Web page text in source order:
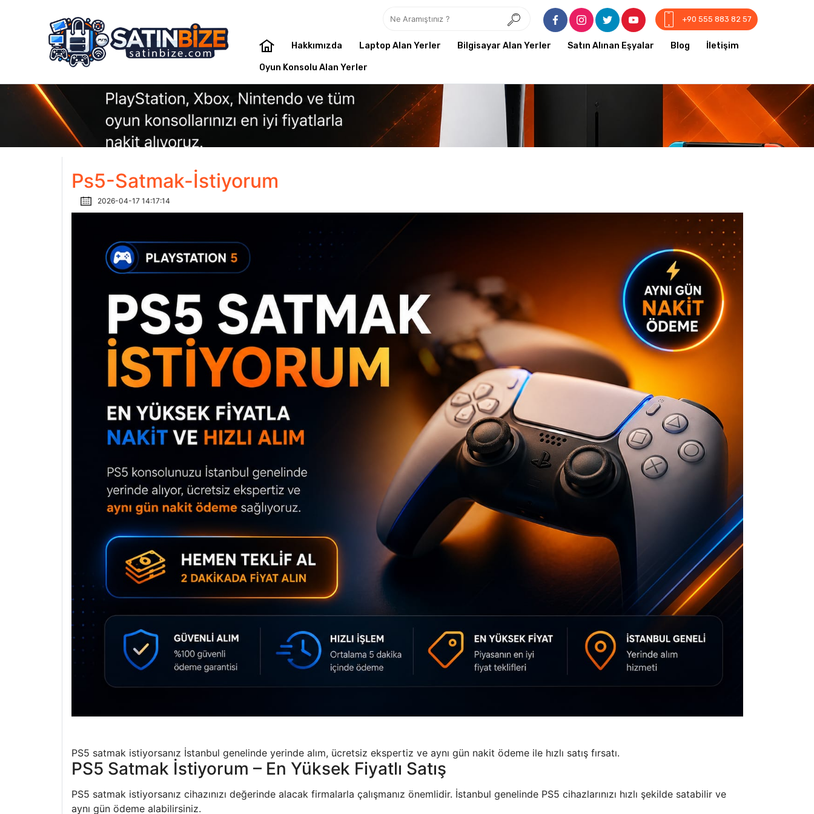
+90 555 883 82 57
Hakkımızda Laptop Alan Yerler Bilgisayar Alan Yerler Satın Alınan Eşyalar Blog İletişim
Oyun Konsolu Alan Yerler
Ps5-Satmak-İstiyorum
2026-04-17 14:17:14
PS5 satmak istiyorsanız İstanbul genelinde yerinde alım, ücretsiz ekspertiz ve aynı gün nakit ödeme ile hızlı satış fırsatı.
PS5 Satmak İstiyorum – En Yüksek Fiyatlı Satış
PS5 satmak istiyorsanız cihazınızı değerinde alacak firmalarla çalışmanız önemlidir. İstanbul genelinde PS5 cihazlarınızı hızlı şekilde satabilir ve
aynı gün ödeme alabilirsiniz.